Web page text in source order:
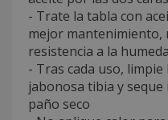
- Trate la tabla con
mejor mantenimiento,
resistencia a la
- Tras cada uso,
jabonosa tibia y
paño seco